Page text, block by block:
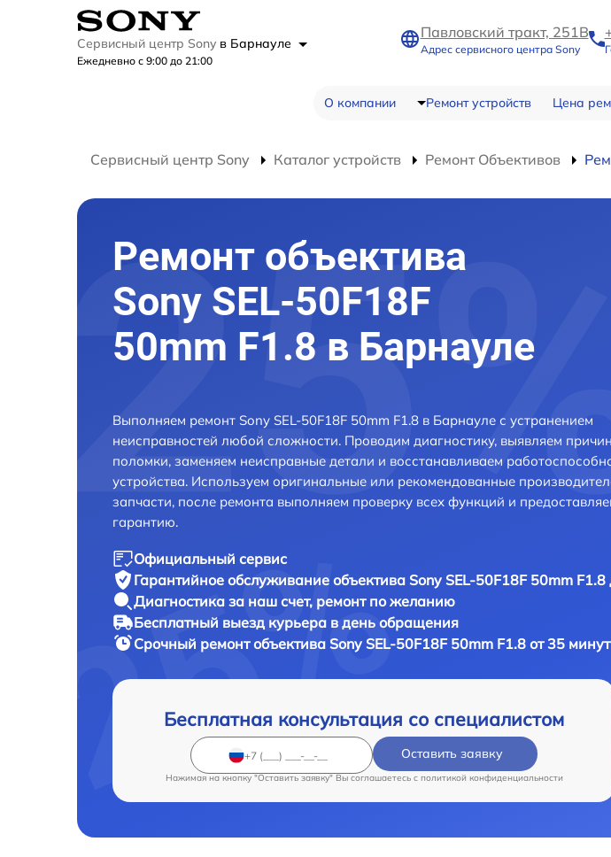
Сервисный центр Sony в Барнауле
Ежедневно с 9:00 до 21:00
Павловский тракт, 251В
Адрес сервисного центра Sony
О компании Ремонт устройств Цена
Сервисный центр Sony Каталог устройств Ремонт Объективов
Ремонт объектива
Sony SEL-50F18F
50mm F1.8 в Барнауле
Выполняем ремонт Sony SEL-50F18F 50mm F1.8 в Барнауле с устранением
неисправностей любой сложности. Проводим диагностику, выявляем
поломки, заменяем неисправные детали и восстанавливаем
устройства. Используем оригинальные или рекомендованные
запчасти, после ремонта выполняем проверку всех функций и
гарантию.
Официальный сервис
Гарантийное обслуживание объектива Sony SEL-50F18F 50mm F1.8
Диагностика за наш счет, ремонт по желанию
Бесплатный выезд курьера в день обращения
Срочный ремонтобъектива Sony SEL-50F18F 50mm F1.8 от 35 минут
Бесплатная консультация со специалистом
Оставить заявку
Нажимая на кнопку "Оставить заявку" Вы соглашаетесь c политикой конфиденциальности